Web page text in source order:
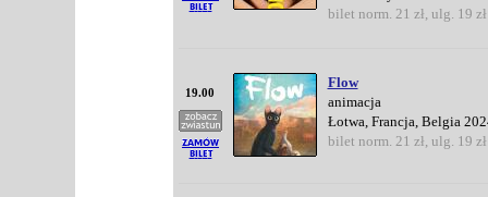
bilet norm. 21 zł, ulg. 19 zł
19.00
Flow
animacja
Łotwa, Francja, Belgia
bilet norm. 21 zł, ulg. 19 zł